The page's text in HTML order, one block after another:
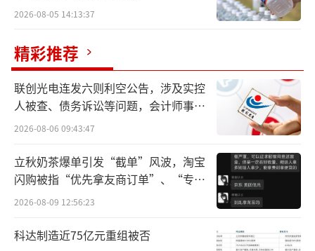
2026-08-05 14:13:37
精彩推荐
联创光电连发六则利空公告，涉及实控
人被查、债务诉讼等问题，会计师事务
所曾出具“保留意见”
2026-08-06 09:43:47
立秋奶茶爆单引发“截单”风波，淘宝
闪购被指“优先拿友商订单”、“专挑
贵的拿”
2026-08-09 12:56:23
科达制造近75亿元重组被否